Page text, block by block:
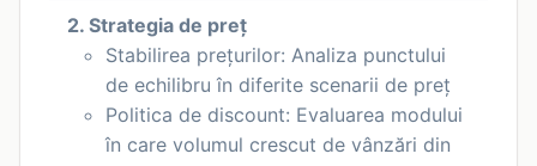
2. Strategia de preț
Stabilirea prețurilor: Analiza punctului
de echilibru în diferite scenarii de preț
Politica de discount: Evaluarea modului
în care volumul crescut de vânzări din